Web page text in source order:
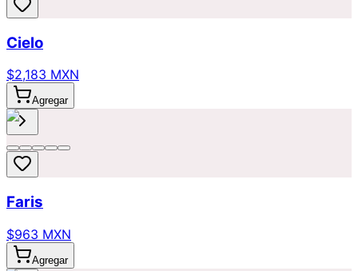
Cielo
$2,183 MXN
Agregar
Faris
$963 MXN
Agregar